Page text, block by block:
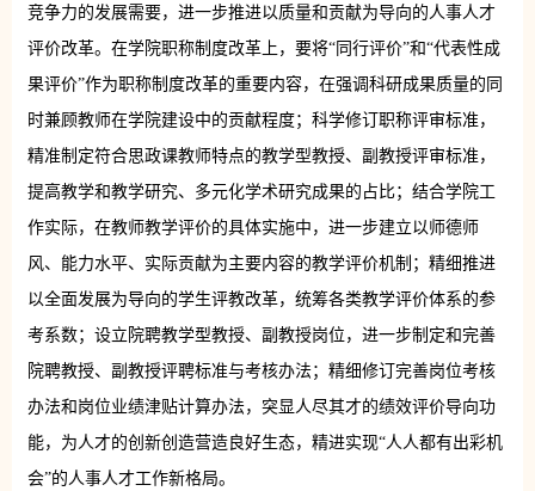
竞争力的发展需要，进一步推进以质量和贡献为导向的人事人才
评价改革。在学院职称制度改革上，要将“同行评价”和“代表性成
果评价”作为职称制度改革的重要内容，在强调科研成果质量的同
时兼顾教师在学院建设中的贡献程度；科学修订职称评审标准，
精准制定符合思政课教师特点的教学型教授、副教授评审标准，
提高教学和教学研究、多元化学术研究成果的占比；结合学院工
作实际，在教师教学评价的具体实施中，进一步建立以师德师
风、能力水平、实际贡献为主要内容的教学评价机制；精细推进
以全面发展为导向的学生评教改革，统筹各类教学评价体系的参
考系数；设立院聘教学型教授、副教授岗位，进一步制定和完善
院聘教授、副教授评聘标准与考核办法；精细修订完善岗位考核
办法和岗位业绩津贴计算办法，突显人尽其才的绩效评价导向功
能，为人才的创新创造营造良好生态，精进实现“人人都有出彩机
会”的人事人才工作新格局。